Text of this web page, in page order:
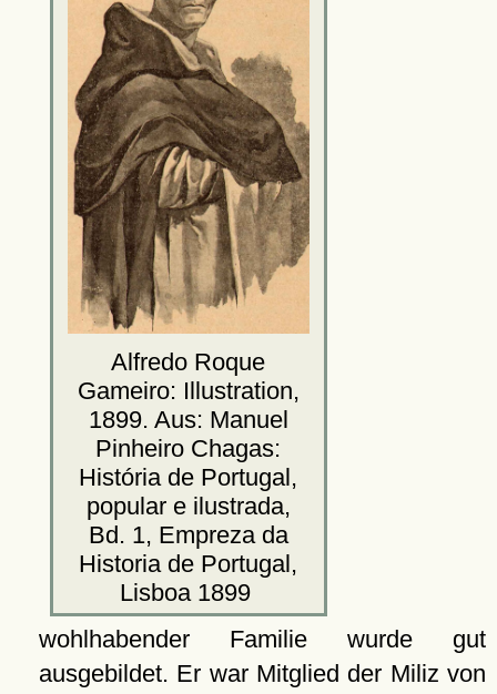
Alfredo Roque
Gameiro: Illustration,
1899. Aus: Manuel
Pinheiro Chagas:
História de Portugal,
popular e ilustrada,
Bd. 1, Empreza da
Historia de Portugal,
Lisboa 1899
wohlhabender Familie wurde gut
ausgebildet. Er war Mitglied der Miliz von